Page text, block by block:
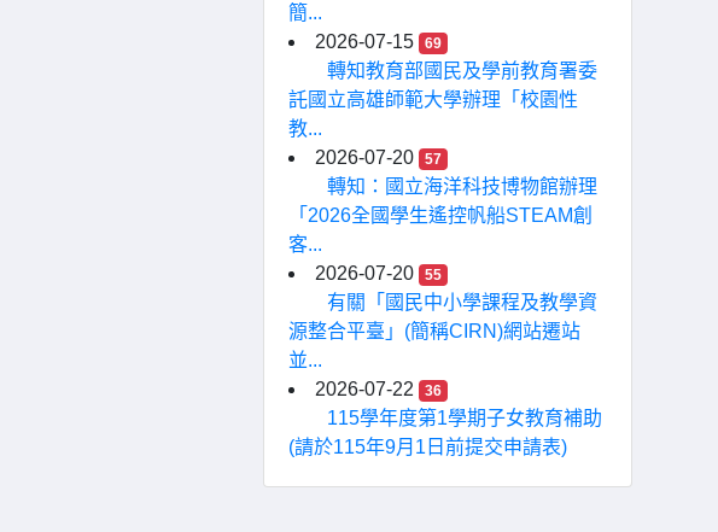
簡...
2026-07-15
69
轉知教育部國民及學前教育署委
託國立高雄師範大學辦理「校園性
教...
2026-07-20
57
轉知：國立海洋科技博物館辦理
「2026全國學生遙控帆船STEAM創
客...
2026-07-20
55
有關「國民中小學課程及教學資
源整合平臺」(簡稱CIRN)網站遷站
並...
2026-07-22
36
115學年度第1學期子女教育補助
(請於115年9月1日前提交申請表)